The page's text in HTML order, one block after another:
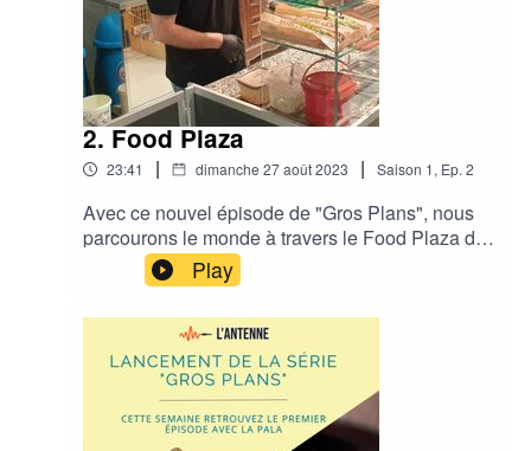
2. Food Plaza
23:41 | dimanche 27 août 2023 | Saison 1, Ep. 2
Avec ce nouvel épisode de "Gros Plans", nous
parcourons le monde à travers le Food Plaza de
Daryush au quartier de L’Etang. Rejoignez
Xavier et Jeanne pour une plongée intime dans
l'univers de Daryush qui se livre au travers de
son parcours pour accomplir son rêve: Food
Plaza. Vous serez vite conquis par sa généreuse
collection d'aliments ethniques, ses produits
fraîchement préparés sur place et les trouvailles
habituelles d'un tabac.
Play